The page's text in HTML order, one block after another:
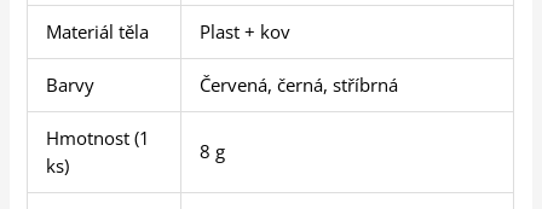
Materiál těla Plast + kov
Barvy Červená, černá, stříbrná
Hmotnost (1
ks)
8 g